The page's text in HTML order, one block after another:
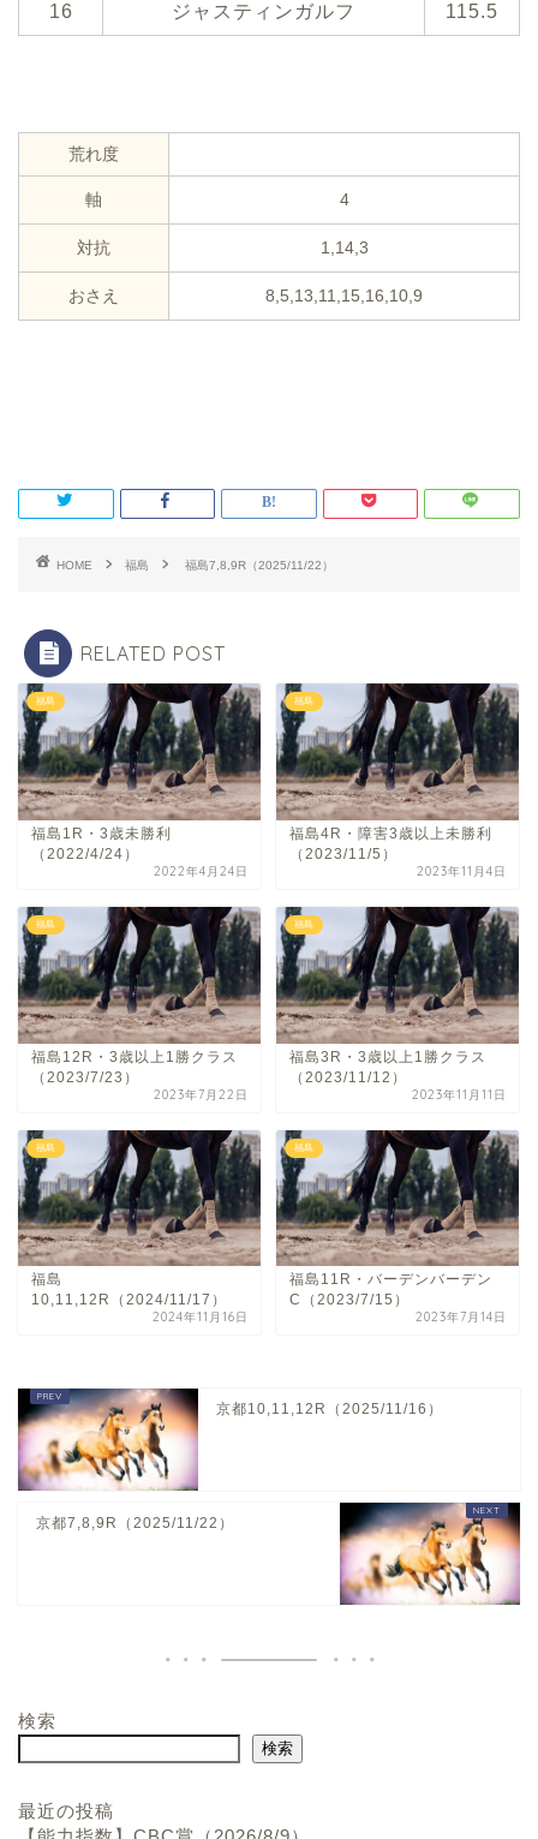
16 ジャスティンガルフ 115.5
荒れ度
軸 4
対抗 1,14,3
おさえ 8,5,13,11,15,16,10,9
HOME 福島 福島7,8,9R（2025/11/22）
RELATED POST
福島
福島1R・3歳未勝利
（2022/4/24）
2022年4月24日
福島
福島4R・障害3歳以上未勝利
（2023/11/5）
2023年11月4日
福島
福島12R・3歳以上1勝クラス
（2023/7/23）
2023年7月22日
福島
福島3R・3歳以上1勝クラス
（2023/11/12）
2023年11月11日
福島
福島
10,11,12R（2024/11/17）
2024年11月16日
福島
福島11R・バーデンバーデン
C（2023/7/15）
2023年7月14日
京都10,11,12R（2025/11/16）
京都7,8,9R（2025/11/22）
検索
検索
最近の投稿